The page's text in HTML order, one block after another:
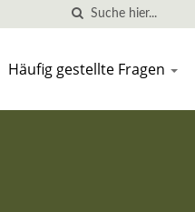
Häufig gestellte Fragen